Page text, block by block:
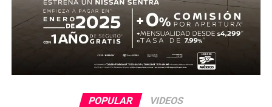
POPULAR VIDEOS